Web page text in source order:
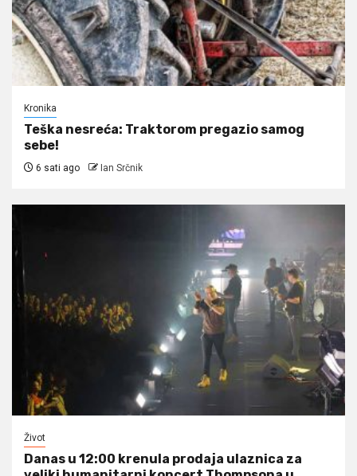
Kronika
Teška nesreća: Traktorom pregazio samog
sebe!
6 sati ago Ian Srčnik
Život
Danas u 12:00 krenula prodaja ulaznica za